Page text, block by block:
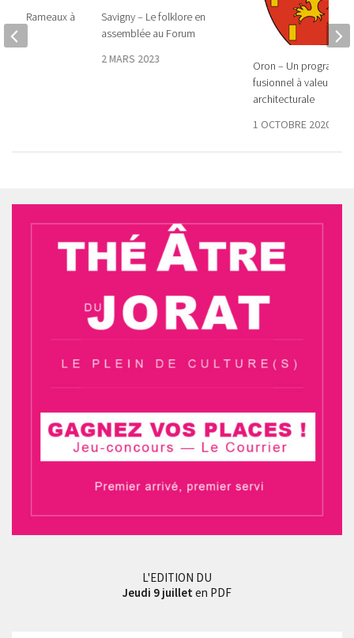
Savigny – Le folklore en
assemblée au Forum
2 MARS 2023
Oron – Un programme
fusionnel à valeur
architecturale
1 OCTOBRE 2020
des Rameaux à
L'EDITION DU
Jeudi 9 juillet en PDF